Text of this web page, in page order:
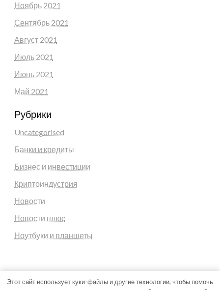
Ноябрь 2021
Сентябрь 2021
Август 2021
Июль 2021
Июнь 2021
Май 2021
Рубрики
Uncategorised
Банки и кредиты
Бизнес и инвестиции
Криптоиндустрия
Новости
Новости плюс
Ноутбуки и планшеты
Этот сайт использует куки-файлы и другие технологии, чтобы помочь